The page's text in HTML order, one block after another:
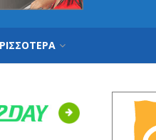
Next